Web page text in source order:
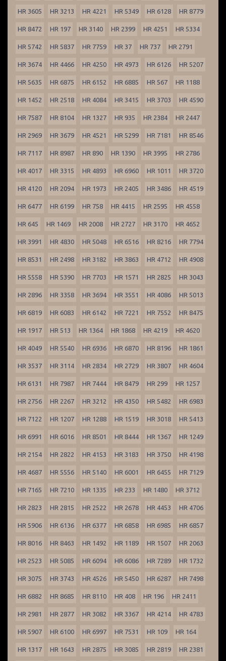
HR 3605 HR 3213 HR 4221 HR 5349 HR 6128 HR 8779
HR 8472 HR 197 HR 3140 HR 2399 HR 4251 HR 5334
HR 5742 HR 5837 HR 7759 HR 37 HR 737 HR 2791
HR 3674 HR 4466 HR 4250 HR 4973 HR 6126 HR 5207
HR 5635 HR 6875 HR 6152 HR 6885 HR 567 HR 1188
HR 1452 HR 2518 HR 4084 HR 3415 HR 3703 HR 4590
HR 7587 HR 8104 HR 1327 HR 935 HR 2384 HR 2447
HR 2969 HR 3679 HR 4521 HR 5299 HR 7181 HR 8546
HR 7117 HR 8987 HR 890 HR 1390 HR 3995 HR 2786
HR 4017 HR 3315 HR 4893 HR 6960 HR 1011 HR 3720
HR 4120 HR 2094 HR 1973 HR 2405 HR 3486 HR 4519
HR 6477 HR 6199 HR 758 HR 4415 HR 2595 HR 4558
HR 645 HR 1469 HR 2008 HR 2727 HR 3170 HR 4652
HR 3991 HR 4830 HR 5048 HR 6516 HR 8216 HR 7794
HR 8531 HR 2498 HR 3182 HR 3863 HR 4712 HR 4908
HR 5558 HR 5390 HR 7703 HR 1571 HR 2825 HR 3043
HR 2896 HR 3358 HR 3694 HR 3551 HR 4086 HR 5013
HR 6819 HR 6083 HR 6142 HR 7221 HR 7552 HR 8475
HR 1917 HR 513 HR 1364 HR 1868 HR 4219 HR 4620
HR 4049 HR 5540 HR 6936 HR 6870 HR 8196 HR 1861
HR 3537 HR 3114 HR 2834 HR 2729 HR 3807 HR 4604
HR 6131 HR 7987 HR 7444 HR 8479 HR 299 HR 1257
HR 2756 HR 2267 HR 3212 HR 4350 HR 5482 HR 6983
HR 7122 HR 1207 HR 1288 HR 1519 HR 3018 HR 5413
HR 6991 HR 6016 HR 8501 HR 8444 HR 1367 HR 1249
HR 2154 HR 2822 HR 4153 HR 3183 HR 3750 HR 4198
HR 4687 HR 5556 HR 5140 HR 6001 HR 6455 HR 7129
HR 7165 HR 7210 HR 1335 HR 233 HR 1480 HR 3712
HR 2823 HR 2815 HR 2522 HR 2678 HR 4453 HR 4706
HR 5906 HR 6136 HR 6377 HR 6858 HR 6985 HR 6857
HR 8016 HR 8463 HR 1492 HR 1189 HR 1507 HR 2063
HR 2523 HR 5085 HR 6094 HR 6086 HR 7289 HR 1732
HR 3075 HR 3743 HR 4526 HR 5450 HR 6287 HR 7498
HR 6882 HR 8685 HR 8110 HR 408 HR 196 HR 2411
HR 2981 HR 2877 HR 3082 HR 3367 HR 4214 HR 4783
HR 5907 HR 6100 HR 6997 HR 7531 HR 109 HR 164
HR 1317 HR 1643 HR 2875 HR 3085 HR 2819 HR 2381